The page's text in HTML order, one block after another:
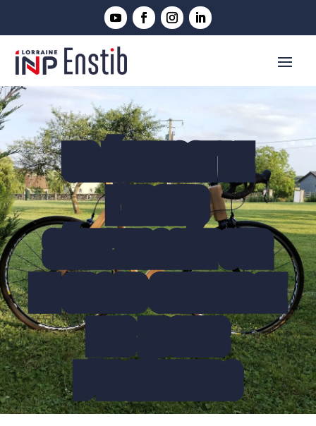
UN ÉTUDIANT DE
L'ENSTIB
SÉLECTIONNÉ POUR
LE GRAND CHALLENGE
DES ECOLES
D'INGÉNIEURS